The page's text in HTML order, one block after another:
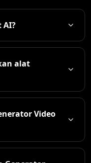
AI?
alat
Video